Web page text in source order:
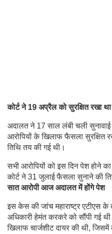
कोर्ट ने 19 अप्रैल को सुरक्षित रखा
अदालत ने 17 साल लंबी चली
आरोपियों के खिलाफ फैसला सुरक्षित
तिथि तय की गई थी।
सभी आरोपियों को इस दिन पेश होने
कोर्ट ने 31 जुलाई फैसला सुनाने की
सात आरोपी आज अदालत में होंगे पेश
इस केस की जांच महाराष्ट्र एटीएस
अधिकारी हेमंत करकरे को सौंपी गई
खिलाफ चार्जशीट दायर की थी, जिसमें